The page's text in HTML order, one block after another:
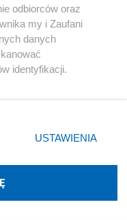
Youtube
W3media.pl
odbiorców oraz
my i Zaufani
danych
identyfikacji.
prywatności
strony
zgody
się takiemu
USTAWIENIA